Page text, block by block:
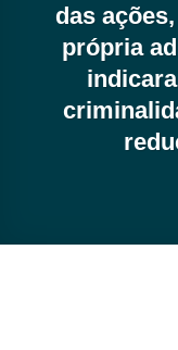
das
própria